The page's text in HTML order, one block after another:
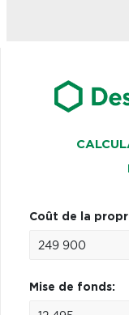
Coût de la
Mise de fonds: